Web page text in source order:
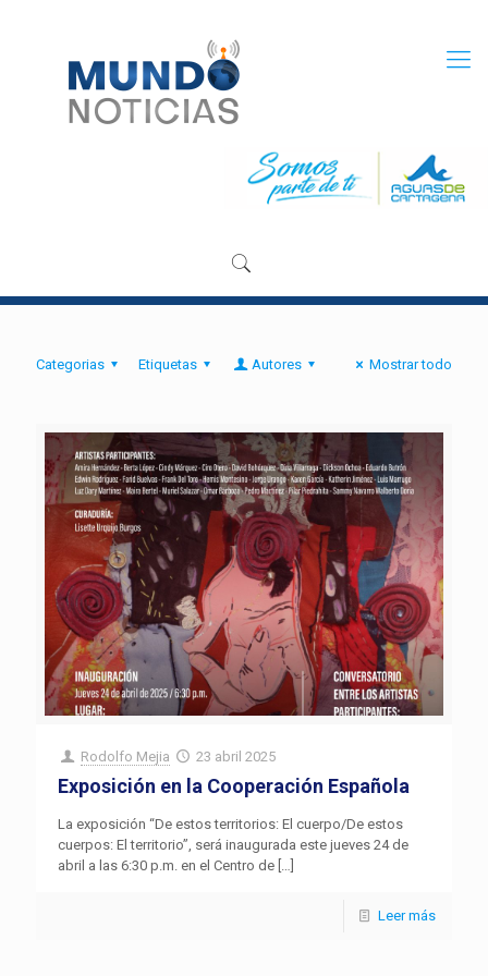
Categorias Etiquetas Autores Mostrar todo
Rodolfo Mejia 23 abril 2025
Exposición en la Cooperación Española
La exposición “De estos territorios: El cuerpo/De estos
cuerpos: El territorio”, será inaugurada este jueves 24 de
abril a las 6:30 p.m. en el Centro de
Leer más